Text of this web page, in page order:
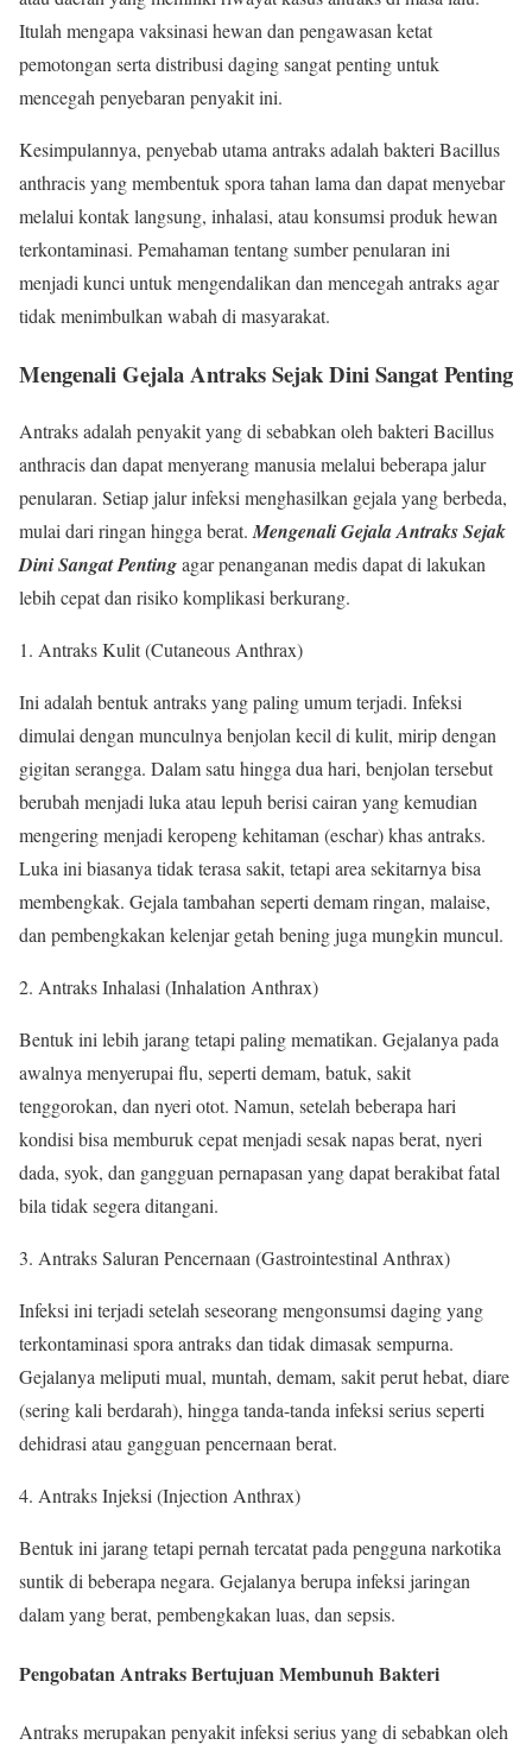
Itulah mengapa vaksinasi hewan dan pengawasan ketat
pemotongan serta distribusi daging sangat penting untuk
mencegah penyebaran penyakit ini.
Kesimpulannya, penyebab utama antraks adalah bakteri Bacillus
anthracis yang membentuk spora tahan lama dan dapat menyebar
melalui kontak langsung, inhalasi, atau konsumsi produk hewan
terkontaminasi. Pemahaman tentang sumber penularan ini
menjadi kunci untuk mengendalikan dan mencegah antraks agar
tidak menimbulkan wabah di masyarakat.
Mengenali Gejala Antraks Sejak Dini Sangat Penting
Antraks adalah penyakit yang di sebabkan oleh bakteri Bacillus
anthracis dan dapat menyerang manusia melalui beberapa jalur
penularan. Setiap jalur infeksi menghasilkan gejala yang berbeda,
mulai dari ringan hingga berat.Mengenali Gejala Antraks Sejak
Dini Sangat Pentingagar penanganan medis dapat di lakukan
lebih cepat dan risiko komplikasi berkurang.
Antraks Kulit (Cutaneous Anthrax)
Ini adalah bentuk antraks yang paling umum terjadi. Infeksi
dimulai dengan munculnya benjolan kecil di kulit, mirip dengan
gigitan serangga. Dalam satu hingga dua hari, benjolan tersebut
berubah menjadi luka atau lepuh berisi cairan yang kemudian
mengering menjadi keropeng kehitaman (eschar) khas antraks.
Luka ini biasanya tidak terasa sakit, tetapi area sekitarnya bisa
membengkak. Gejala tambahan seperti demam ringan, malaise,
dan pembengkakan kelenjar getah bening juga mungkin muncul.
Antraks Inhalasi (Inhalation Anthrax)
Bentuk ini lebih jarang tetapi paling mematikan. Gejalanya pada
awalnya menyerupai flu, seperti demam, batuk, sakit
tenggorokan, dan nyeri otot. Namun, setelah beberapa hari
kondisi bisa memburuk cepat menjadi sesak napas berat, nyeri
dada, syok, dan gangguan pernapasan yang dapat berakibat fatal
bila tidak segera ditangani.
Antraks Saluran Pencernaan (Gastrointestinal Anthrax)
Infeksi ini terjadi setelah seseorang mengonsumsi daging yang
terkontaminasi spora antraks dan tidak dimasak sempurna.
Gejalanya meliputi mual, muntah, demam, sakit perut hebat, diare
(sering kali berdarah), hingga tanda-tanda infeksi serius seperti
dehidrasi atau gangguan pencernaan berat.
Antraks Injeksi (Injection Anthrax)
Bentuk ini jarang tetapi pernah tercatat pada pengguna narkotika
suntik di beberapa negara. Gejalanya berupa infeksi jaringan
dalam yang berat, pembengkakan luas, dan sepsis.
Pengobatan Antraks Bertujuan Membunuh Bakteri
Antraks merupakan penyakit infeksi serius yang di sebabkan oleh